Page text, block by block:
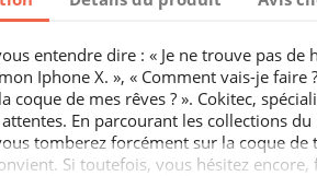
entendre dire : « Je ne trouve pas de
Iphone X. », « Comment vais-je faire
coque de mes rêves ? ». Cokitec,
En parcourant les collections du
tomberez forcément sur la coque de
Si toutefois, vous hésitez